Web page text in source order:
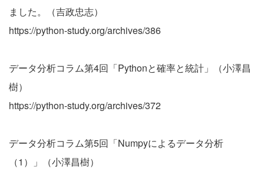
ました。（吉政忠志）
https://python-study.org/archives/386
データ分析コラム第4回「Pythonと確率と統計」（小澤昌
樹）
https://python-study.org/archives/372
データ分析コラム第5回「Numpyによるデータ分析
（1）」（小澤昌樹）